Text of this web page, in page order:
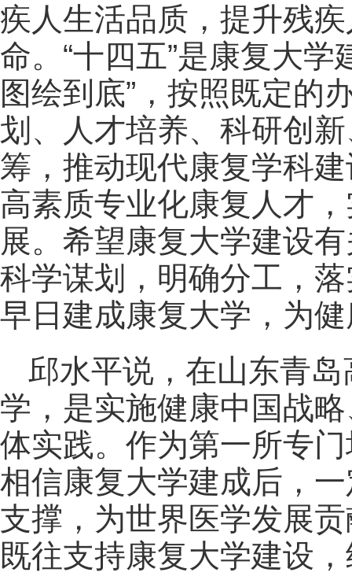
疾人生活品质，提升残
命。“十四五”是康复大
图绘到底”，按照既定的
划、人才培养、科研创
筹，推动现代康复学科
高素质专业化康复人才
展。希望康复大学建设
科学谋划，明确分工，
早日建成康复大学，为
邱水平说，在山东青
学，是实施健康中国战
体实践。作为第一所专
相信康复大学建成后，
支撑，为世界医学发展
既往支持康复大学建设